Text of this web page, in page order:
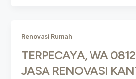
Renovasi Rumah
TERPECAYA, WA
JASA RENOVASI